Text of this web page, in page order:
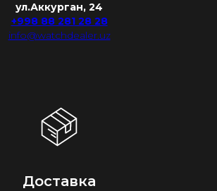
ул.Аккурган, 24
+998 88 281 28 28
info@watchdealer.uz
Доставка